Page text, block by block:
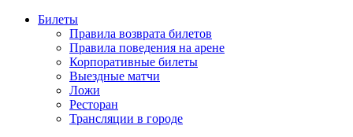
Билеты
Правила возврата билетов
Правила поведения на арене
Корпоративные билеты
Выездные матчи
Ложи
Ресторан
Трансляции в городе